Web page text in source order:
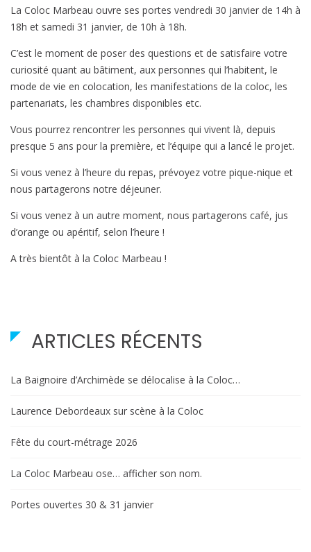
La Coloc Marbeau ouvre ses portes vendredi 30 janvier de 14h à
18h et samedi 31 janvier, de 10h à 18h.
C’est le moment de poser des questions et de satisfaire votre
curiosité quant au bâtiment, aux personnes qui l’habitent, le
mode de vie en colocation, les manifestations de la coloc, les
partenariats, les chambres disponibles etc.
Vous pourrez rencontrer les personnes qui vivent là, depuis
presque 5 ans pour la première, et l’équipe qui a lancé le projet.
Si vous venez à l’heure du repas, prévoyez votre pique-nique et
nous partagerons notre déjeuner.
Si vous venez à un autre moment, nous partagerons café, jus
d’orange ou apéritif, selon l’heure !
A très bientôt à la Coloc Marbeau !
ARTICLES RÉCENTS
La Baignoire d’Archimède se délocalise à la Coloc…
Laurence Debordeaux sur scène à la Coloc
Fête du court-métrage 2026
La Coloc Marbeau ose… afficher son nom.
Portes ouvertes 30 & 31 janvier